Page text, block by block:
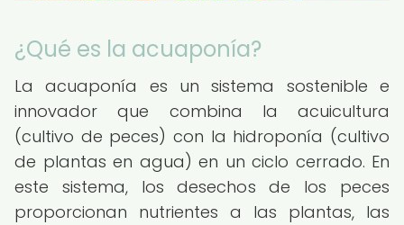
¿Qué es la acuaponía?
La acuaponía es un sistema sostenible e
innovador que combina la acuicultura
(cultivo de peces) con la hidroponía (cultivo
de plantas en agua) en un ciclo cerrado. En
este sistema, los desechos de los peces
proporcionan nutrientes a las plantas, las